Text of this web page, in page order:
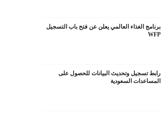
برنامج الغذاء العالمي يعلن عن فتح باب التسجيل
WFP
رابط تسجيل وتحديث البيانات للحصول على
المساعدات السعودية